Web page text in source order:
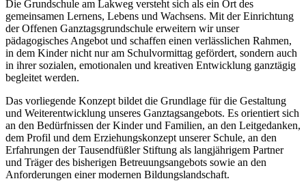
Die Grundschule am Lakweg versteht sich als ein Ort des
gemeinsamen Lernens, Lebens und Wachsens. Mit der Einrichtung
der Offenen Ganztagsgrundschule erweitern wir unser
pädagogisches Angebot und schaffen einen verlässlichen Rahmen,
in dem Kinder nicht nur am Schulvormittag gefördert, sondern auch
in ihrer sozialen, emotionalen und kreativen Entwicklung ganztägig
begleitet werden.
Das vorliegende Konzept bildet die Grundlage für die Gestaltung
und Weiterentwicklung unseres Ganztagsangebots. Es orientiert sich
an den Bedürfnissen der Kinder und Familien, an den Leitgedanken,
dem Profil und dem Erziehungskonzept unserer Schule, an den
Erfahrungen der Tausendfüßler Stiftung als langjährigem Partner
und Träger des bisherigen Betreuungsangebots sowie an den
Anforderungen einer modernen Bildungslandschaft.